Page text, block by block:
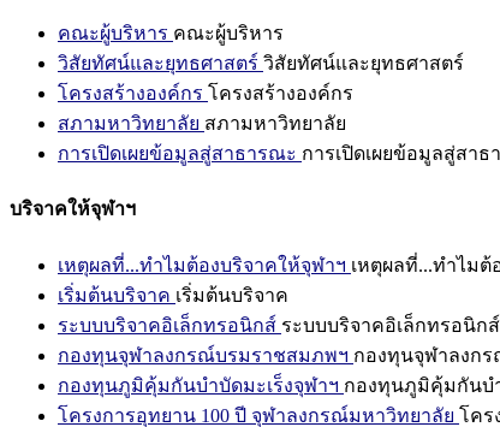
คณะผู้บริหาร คณะผู้บริหาร
วิสัยทัศน์และยุทธศาสตร์ วิสัยทัศน์และยุทธศาสตร์
โครงสร้างองค์กร โครงสร้างองค์กร
สภามหาวิทยาลัย สภามหาวิทยาลัย
การเปิดเผยข้อมูลสู่สาธารณะ การเปิดเผยข้อมูลสู่สาธ
บริจาคให้จุฬาฯ
เหตุผลที่...ทำไมต้องบริจาคให้จุฬาฯ เหตุผลที่...ทำไมต้
เริ่มต้นบริจาค เริ่มต้นบริจาค
ระบบบริจาคอิเล็กทรอนิกส์ ระบบบริจาคอิเล็กทรอนิกส์
กองทุนจุฬาลงกรณ์บรมราชสมภพฯ กองทุนจุฬาลงก
กองทุนภูมิคุ้มกันบำบัดมะเร็งจุฬาฯ กองทุนภูมิคุ้มกันบ
โครงการอุทยาน 100 ปี จุฬาลงกรณ์มหาวิทยาลัย โคร